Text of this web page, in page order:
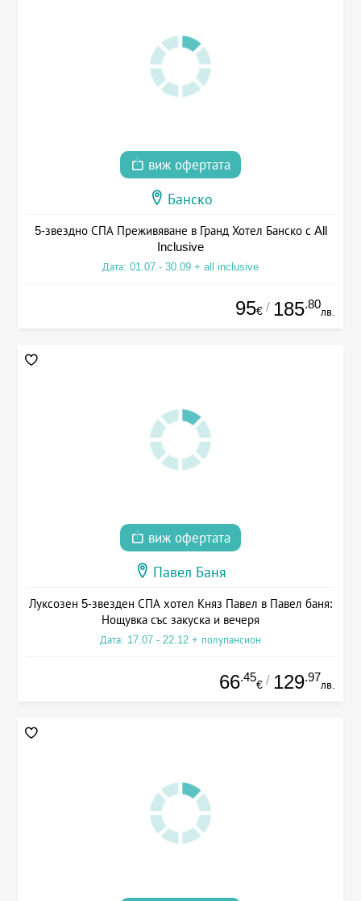
виж офертата
Банско
5-звездно СПА Преживяване в Гранд Хотел Банско с All
Inclusive
Дата: 01.07 - 30.09 + all inclusive
95€ / 185.80
лв.
виж офертата
Павел Баня
Луксозен 5-звезден СПА хотел Княз Павел в Павел баня:
Нощувка със закуска и вечеря
Дата: 17.07 - 22.12 + полупансион
66.45
€ / 129.97
лв.